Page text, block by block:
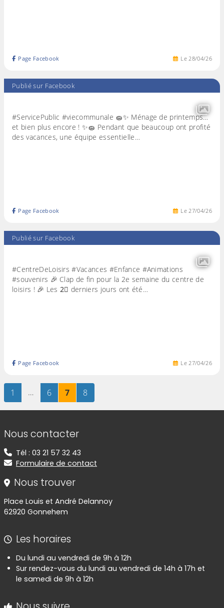
Le28/04/26
Page Facebook
Publié sur Facebook
#ServicePublic #viecommunale 🧽✨ Ménage de printemps…
et bien plus encore ! ✨🧽 Pendant que beaucoup ont profité
des vacances, une équipe essentielle…
Le27/04/26
Page Facebook
Publié sur Facebook
#CentreDeLoisirs #Vacances #Enfance #Animations
#souvenirs 🎉 Clap de fin pour la 2e semaine du centre de
loisirs ! 🎉 Les 2⃣ derniers jours ont été…
Le27/04/26
Page Facebook
Page
1 sur 8
… Page
6sur 8Page
7sur 8Page
8
Informations de contact
Nous contacter
Tél : 03 21 57 32 43
Formulaire de contact
Nous trouver
Place Louis et André Delannoy
62920 Gonnehem
Les horaires
Du lundi au vendredi de 9h à 12h
Sur rendez-vous du lundi au vendredi de 14h à 17h et
le samedi de 9h à 12h